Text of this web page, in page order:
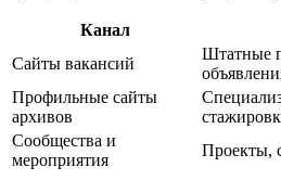
Канал
Сайты вакансий
Штатные
Профильные сайты
архивов
Сообщества и
мероприятия
Проекты,